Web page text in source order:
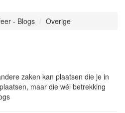
- Blogs Overige
zaken kan plaatsen die je in
maar die wél betrekking